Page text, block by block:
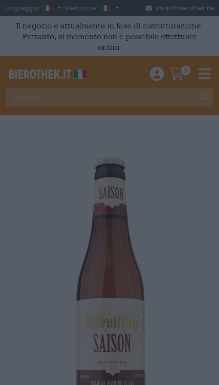
Skip to main content
Linguaggio: Italian
Spedizione: Italia shop@bierothek.de
Il negozio è attualmente in fase di ristrutturazione.
Pertanto, al momento non è possibile effettuare
ordini.
Einloggen /
0